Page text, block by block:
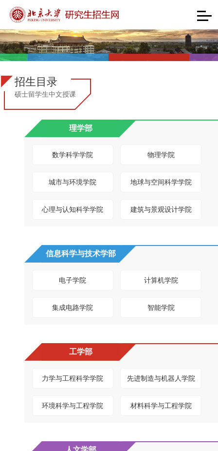
招生目录
硕士留学生中文授课
理学部
数学科学学院 物理学院
城市与环境学院 地球与空间科学学院
心理与认知科学学院 建筑与景观设计学院
信息科学与技术学部
电子学院 计算机学院
集成电路学院 智能学院
工学部
力学与工程科学学院 先进制造与机器人学院
环境科学与工程学院 材料科学与工程学院